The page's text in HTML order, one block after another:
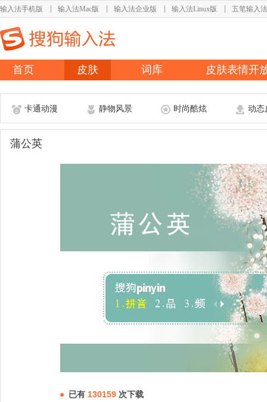
输入法手机版 输入法Mac版 输入法企业版 输入法Linux版 五笔输入法
首页 皮肤 词库 皮肤表情开
卡通动漫 静物风景 时尚酷炫 动态
蒲公英
已有 130159 次下载